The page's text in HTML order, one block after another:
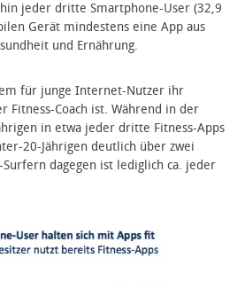
jeder dritte Smartphone-User (32,9
Gerät mindestens eine App aus
und Ernährung.
für junge Internet-Nutzer ihr
Fitness-Coach ist. Während in der
in etwa jeder dritte Fitness-Apps
20-Jährigen deutlich über zwei
dagegen ist lediglich ca. jeder